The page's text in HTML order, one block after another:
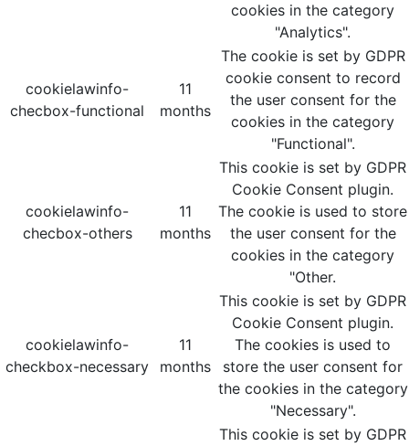
cookies in the category
"Analytics".
cookielawinfo-
checbox-functional
11
months
The cookie is set by GDPR
cookie consent to record
the user consent for the
cookies in the category
"Functional".
cookielawinfo-
checbox-others
11
months
This cookie is set by GDPR
Cookie Consent plugin.
The cookie is used to store
the user consent for the
cookies in the category
"Other.
cookielawinfo-
checkbox-necessary
11
months
This cookie is set by GDPR
Cookie Consent plugin.
The cookies is used to
store the user consent for
the cookies in the category
"Necessary".
This cookie is set by GDPR